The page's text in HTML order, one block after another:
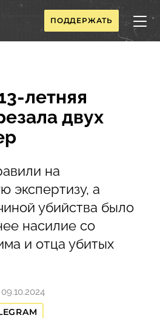
ПОДДЕРЖАТЬ
летняя
двух
на
экспертизу, а
убийства было
насилие со
и отца убитых
09.10.2024